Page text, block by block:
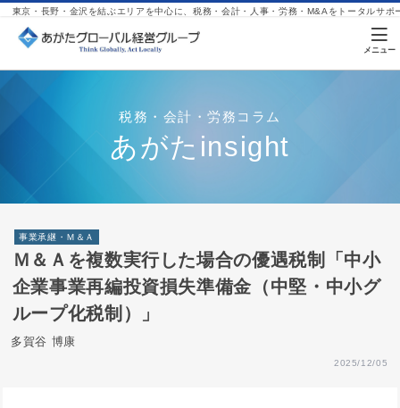
東京・長野・金沢を結ぶエリアを中心に、税務・会計・人事・労務・M&Aをトータルサポ
税務・会計・労務コラム
あがたinsight
事業承継・Ｍ＆Ａ
Ｍ＆Ａを複数実行した場合の優遇税制「中小
企業事業再編投資損失準備金（中堅・中小グ
ループ化税制）」
多賀谷 博康
2025/12/05